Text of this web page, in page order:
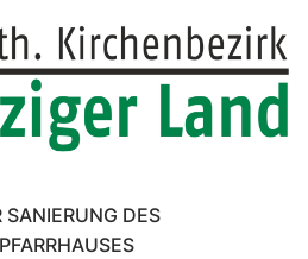
SANIERUNG DES